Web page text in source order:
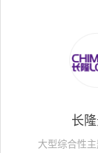
长
大型综合性